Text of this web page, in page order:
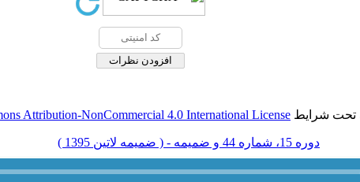
تحت شرایط Attribution-NonCommercial 4.0 International License
دوره 15، شماره 44 و ضميمه - ( ضميمه لاتين 1395 )